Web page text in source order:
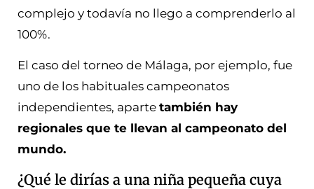
complejo y todavía no llego a comprenderlo al
100%.
El caso del torneo de Málaga, por ejemplo, fue
uno de los habituales campeonatos
independientes, aparte también hay
regionales que te llevan al campeonato del
mundo.
¿Qué le dirías a una niña pequeña cuya